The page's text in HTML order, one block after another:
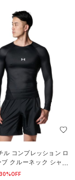
ル コンプレッション ロ
クルーネック シャツ
ル/MEN）